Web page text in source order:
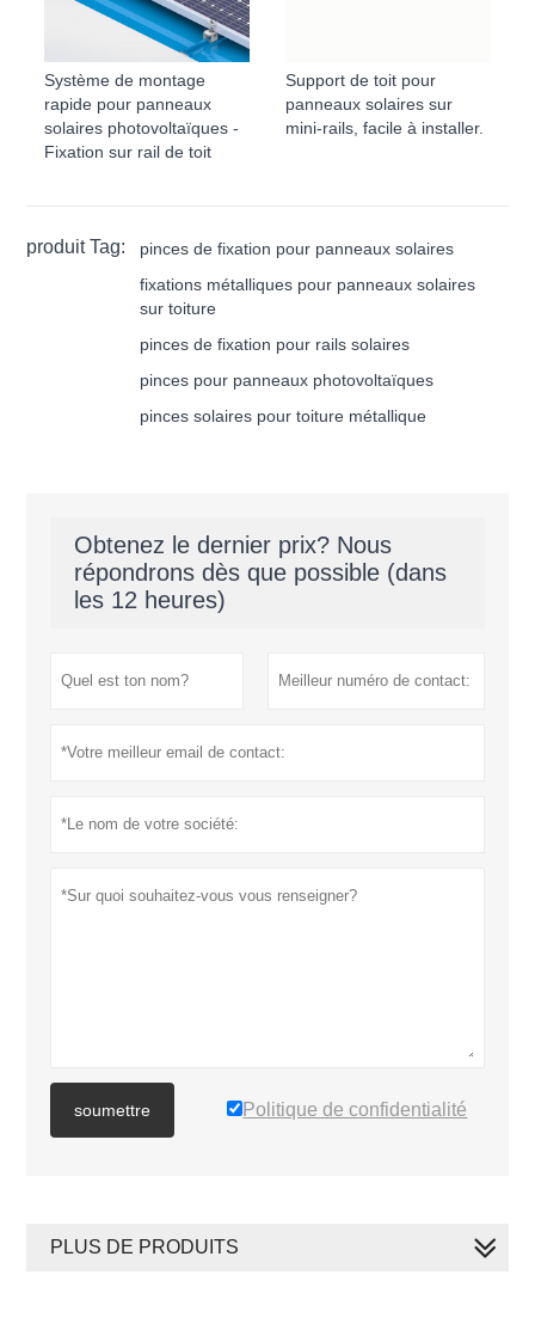
Système de montage
rapide pour panneaux
solaires photovoltaïques -
Fixation sur rail de toit
Support de toit pour
panneaux solaires sur
mini-rails, facile à installer.
produit Tag:
pinces de fixation pour panneaux solaires
fixations métalliques pour panneaux solaires
sur toiture
pinces de fixation pour rails solaires
pinces pour panneaux photovoltaïques
pinces solaires pour toiture métallique
Obtenez le dernier prix? Nous
répondrons dès que possible (dans
les 12 heures)
soumettre Politique de confidentialité
PLUS DE PRODUITS